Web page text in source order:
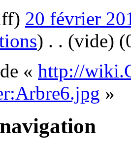
20 février
) . . (vide)
« http://
»